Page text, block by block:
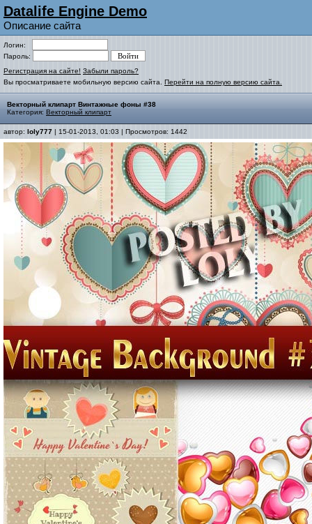
Datalife Engine Demo
Описание сайта
Логин:
Пароль:
Регистрация на сайте! Забыли пароль?
Вы просматриваете мобильную версию сайта. Перейти на полную версию сайта.
Векторный клипарт Винтажные фоны #38
Категория: Векторный клипарт
автор: loly777 | 15-01-2013, 01:03 | Просмотров: 1442